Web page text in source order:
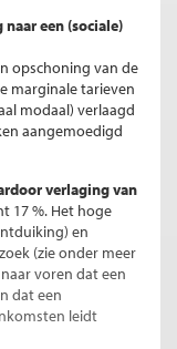
een (sociale)
opschoning van de
marginale tarieven
modaal) verlaagd
aangemoedigd
verlaging van
17 %. Het hoge
en
(zie onder meer
voren dat een
dat een
leidt